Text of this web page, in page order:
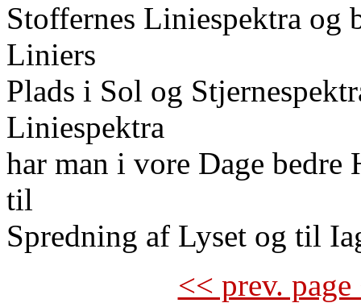
Stoffernes Liniespektra og
Liniers
Plads i Sol og
Liniespektra
har man i vore Dage
til
Spredning af Lyset og til
<< prev.